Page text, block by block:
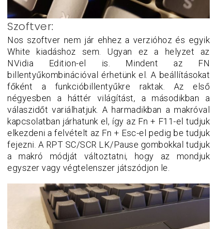
Szoftver:
Nos szoftver nem jár ehhez a verzióhoz és egyik
White kiadáshoz sem. Ugyan ez a helyzet az
NVidia Edition-el is. Mindent az FN
billentyűkombinációval érhetünk el. A beállításokat
főként a funkcióbillentyűkre raktak. Az első
négyesben a háttér világítást, a másodikban a
válaszidőt variálhatjuk. A harmadikban a makróval
kapcsolatban járhatunk el, így az Fn + F11-el tudjuk
elkezdeni a felvételt az Fn + Esc-el pedig be tudjuk
fejezni. A RPT SC/SCR LK/Pause gombokkal tudjuk
a makró módját változtatni, hogy az mondjuk
egyszer vagy végtelenszer játszódjon le.